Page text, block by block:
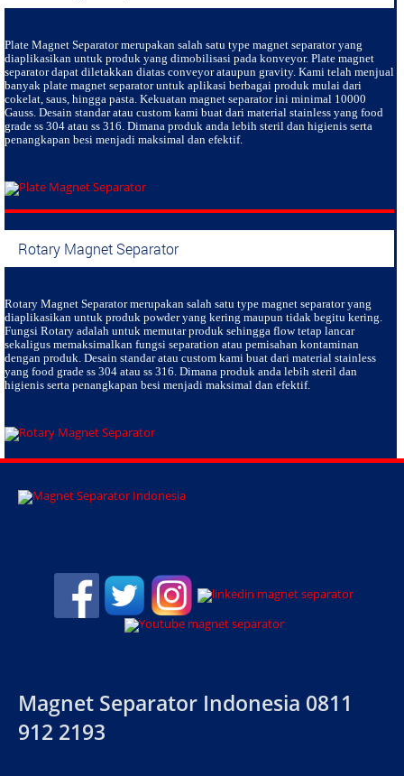
Plate Magnet Separatormerupakan salah satu type magnet separator yang
diaplikasikan untuk produk yang dimobilisasi pada konveyor. Plate magnet
separator dapat diletakkan diatas conveyor ataupun gravity. Kami telah menjual
banyak plate magnet separator untuk aplikasi berbagai produk mulai dari
cokelat, saus, hingga pasta. Kekuatan magnet separator ini minimal 10000
Gauss. Desain standar atau custom kami buat dari material stainless yang food
grade ss 304 atau ss 316. Dimana produk anda lebih steril dan higienis serta
penangkapan besi menjadi maksimal dan efektif.
Rotary Magnet Separator
Rotary Magnet Separatormerupakan salah satu type magnet separator yang
diaplikasikan untuk produk powder yang kering maupun tidak begitu kering.
Fungsi Rotary adalah untuk memutar produk sehingga flow tetap lancar
sekaligus memaksimalkan fungsi separation atau pemisahan kontaminan
dengan produk. Desain standar atau custom kami buat dari material stainless
yang food grade ss 304 atau ss 316. Dimana produk anda lebih steril dan
higienis serta penangkapan besi menjadi maksimal dan efektif.
Magnet Separator Indonesia 0811
912 2193